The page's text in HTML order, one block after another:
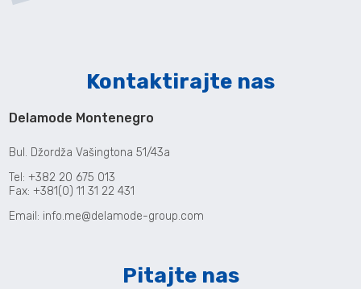
Kontaktirajte nas
Delamode Montenegro
Bul. Džordža Vašingtona 51/43a
Tel: +382 20 675 013
Fax: +381(0) 11 31 22 431
Email: info.me@delamode-group.com
Pitajte nas